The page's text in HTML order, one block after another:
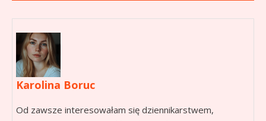
Karolina Boruc
Od zawsze interesowałam się dziennikarstwem,